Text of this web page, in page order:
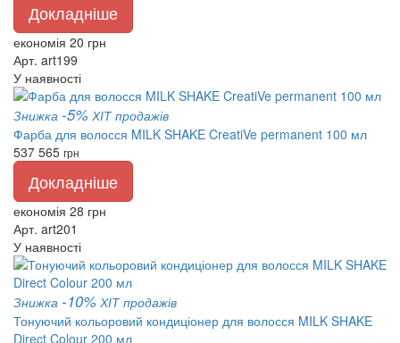
Докладніше
економія 20 грн
Арт. art199
У наявності
Знижка -5% ХІТ продажів
Фарба для волосся MILK SHAKE CreatiVe permanent 100 мл
537 565 грн
Докладніше
економія 28 грн
Арт. art201
У наявності
Знижка -10% ХІТ продажів
Тонуючий кольоровий кондиціонер для волосся MILK SHAKE
Direct Colour 200 мл